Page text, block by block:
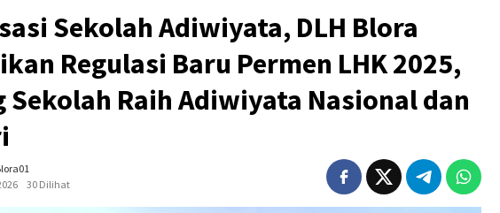
Sekolah Adiwiyata, DLH Blora
Regulasi Baru Permen LHK 2025,
Sekolah Raih Adiwiyata Nasional dan
30 Dilihat